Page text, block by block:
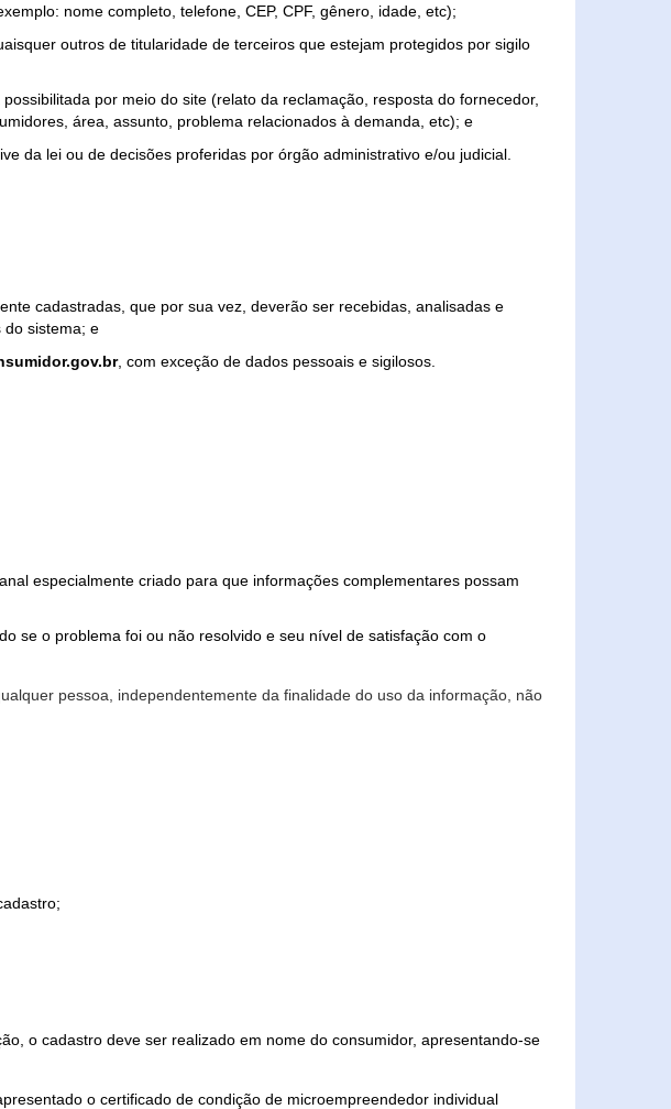
nome completo, telefone, CEP, CPF, gênero, idade, etc);
outros de titularidade de terceiros que estejam protegidos por sigilo
por meio do site (relato da reclamação, resposta do fornecedor,
área, assunto, problema relacionados à demanda, etc); e
da lei ou de decisões proferidas por órgão administrativo e/ou judicial.
cadastradas, que por sua vez, deverão ser recebidas, analisadas e
do sistema; e
, com exceção de dados pessoais e sigilosos.
especialmente criado para que informações complementares possam
se o problema foi ou não resolvido e seu nível de satisfação com o
pessoa, independentemente da finalidade do uso da informação, não
o cadastro deve ser realizado em nome do consumidor, apresentando-se
o certificado de condição de microempreendedor individual